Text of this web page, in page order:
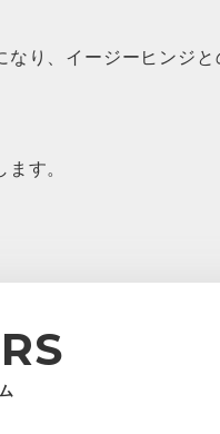
り、イージーヒンジ
す。